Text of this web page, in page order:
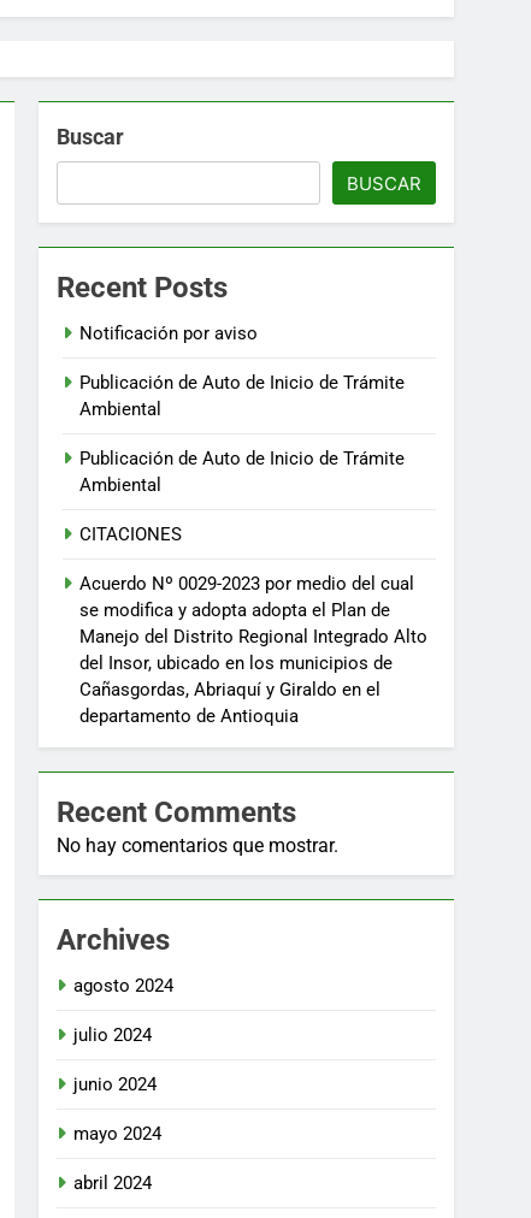
ASUNTO
PROCEDE
RECURSO
Por el cual se
suspenden los
términos de un
licencia
ambiental, y se
adoptan otras
determinaciones
SI
Por el cual se
términos de un
licencia
ambiental, y se
Buscar
BUSCAR
Recent Posts
Notificación por aviso
Publicación de Auto de Inicio de Trámite
Ambiental
Publicación de Auto de Inicio de Trámite
Ambiental
CITACIONES
Acuerdo Nº 0029-2023 por medio del cual
se modifica y adopta adopta el Plan de
Manejo del Distrito Regional Integrado Alto
del Insor, ubicado en los municipios de
Cañasgordas, Abriaquí y Giraldo en el
departamento de Antioquia
Recent Comments
No hay comentarios que mostrar.
Archives
agosto 2024
julio 2024
junio 2024
mayo 2024
abril 2024